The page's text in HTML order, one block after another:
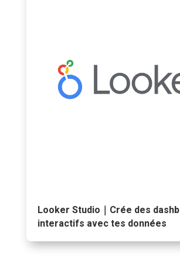
Looker Studio｜Crée des
interactifs avec tes données